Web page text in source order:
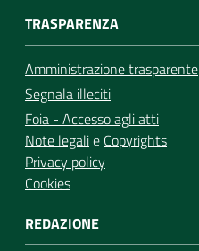
TRASPARENZA
Amministrazione trasparente
Segnala illeciti
Foia - Accesso agli atti
Note legalie Copyrights
Privacy policy
Cookies
REDAZIONE